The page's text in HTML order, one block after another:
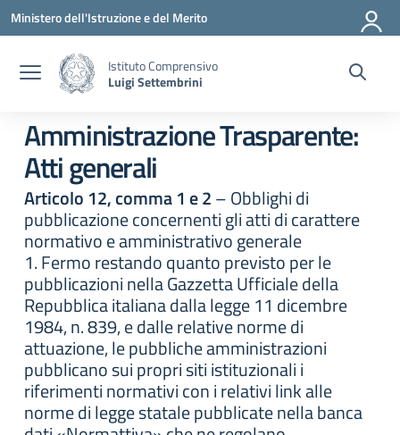
Vai ai contenuti
Vai al menu di navigazione
Vai al footer
Ministero dell'Istruzione e del Merito
Istituto Comprensivo
Luigi Settembrini
Amministrazione Trasparente:
Atti generali
Articolo 12, comma 1 e 2– Obblighi di
pubblicazione concernenti gli atti di carattere
normativo e amministrativo generale
1. Fermo restando quanto previsto per le
pubblicazioni nella Gazzetta Ufficiale della
Repubblica italiana dalla legge 11 dicembre
1984, n. 839, e dalle relative norme di
attuazione, le pubbliche amministrazioni
pubblicano sui propri siti istituzionali i
riferimenti normativi con i relativi link alle
norme di legge statale pubblicate nella banca